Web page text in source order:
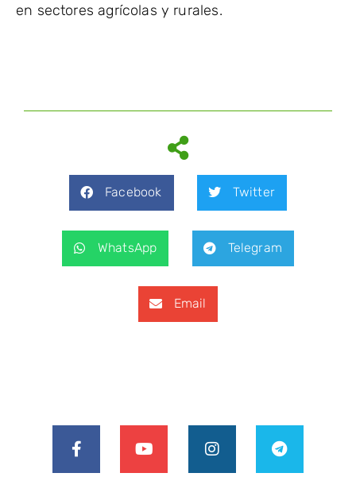
en sectores agrícolas y rurales.
Facebook Twitter
WhatsApp Telegram
Email